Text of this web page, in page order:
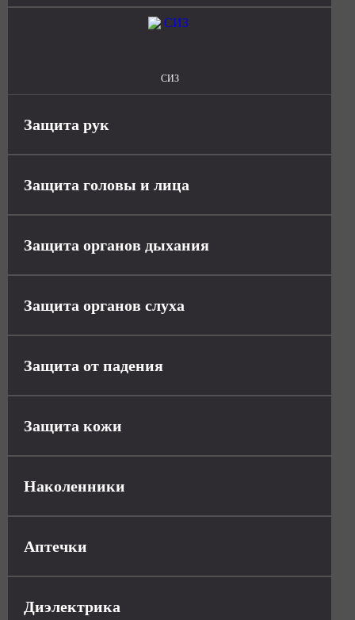
СИЗ
Защита рук
Защита головы и лица
Защита органов дыхания
Защита органов слуха
Защита от падения
Защита кожи
Наколенники
Аптечки
Диэлектрика